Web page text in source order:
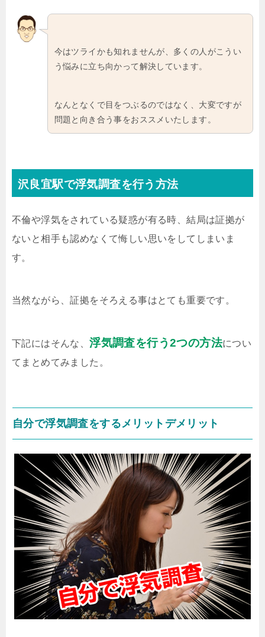
今はツライかも知れませんが、多くの人がこうい
う悩みに立ち向かって解決しています。
なんとなくで目をつぶるのではなく、大変ですが
問題と向き合う事をおススメいたします。
沢良宜駅で浮気調査を行う方法
不倫や浮気をされている疑惑が有る時、結局は証拠が
ないと相手も認めなくて悔しい思いをしてしまいま
す。
当然ながら、証拠をそろえる事はとても重要です。
下記にはそんな、浮気調査を行う2つの方法につい
てまとめてみました。
自分で浮気調査をするメリットデメリット